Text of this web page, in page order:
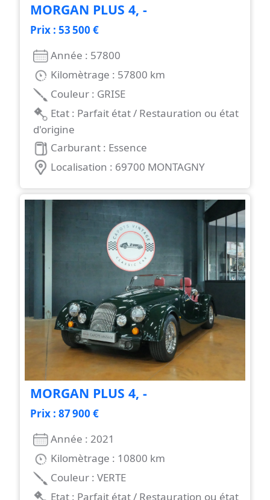
MORGAN PLUS 4, -
Prix : 53 500 €
Année : 57800
Kilomètrage : 57800 km
Couleur : GRISE
Etat : Parfait état / Restauration ou état
d'origine
Carburant : Essence
Localisation : 69700 MONTAGNY
MORGAN PLUS 4, -
Prix : 87 900 €
Année : 2021
Kilomètrage : 10800 km
Couleur : VERTE
Etat : Parfait état / Restauration ou état